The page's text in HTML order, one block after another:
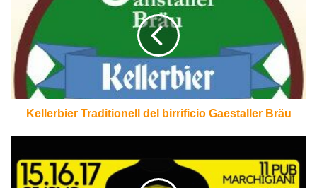
birrificio
Gaestaller
Bräu
Kellerbier Traditionell del birrificio Gaestaller Bräu
Craft
BeerFestival